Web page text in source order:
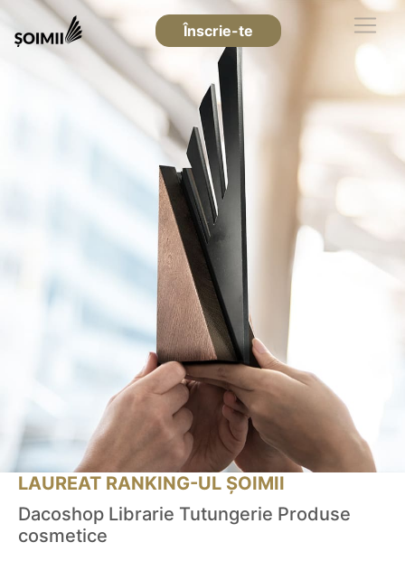
Înscrie-te
LAUREAT RANKING-UL ȘOIMII
Dacoshop Librarie Tutungerie Produse
cosmetice